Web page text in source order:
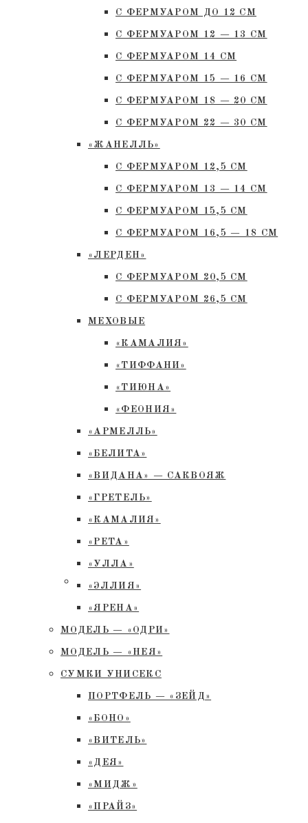
С ФЕРМУАРОМ ДО 12 СМ
С ФЕРМУАРОМ 12 — 13 СМ
С ФЕРМУАРОМ 14 СМ
С ФЕРМУАРОМ 15 — 16 СМ
C ФЕРМУАРОМ 18 — 20 СМ
С ФЕРМУАРОМ 22 — 30 СМ
«ЖАНЕЛЛЬ»
С ФЕРМУАРОМ 12,5 СМ
С ФЕРМУАРОМ 13 — 14 СМ
С ФЕРМУАРОМ 15,5 СМ
С ФЕРМУАРОМ 16,5 — 18 СМ
«ЛЕРДЕН»
С ФЕРМУАРОМ 20,5 СМ
С ФЕРМУАРОМ 26,5 СМ
МЕХОВЫЕ
«КАМАЛИЯ»
«ТИФФАНИ»
«ТИЮНА»
«ФЕОНИЯ»
«АРМЕЛЛЬ»
«БЕЛИТА»
«ВИДАНА» — САКВОЯЖ
«ГРЕТЕЛЬ»
«КАМАЛИЯ»
«РЕТА»
«УЛЛА»
«ЭЛЛИЯ»
«ЯРЕНА»
МОДЕЛЬ — «ОДРИ»
МОДЕЛЬ — «НЕЯ»
СУМКИ УНИСЕКС
ПОРТФЕЛЬ — «ЗЕЙД»
«БОНО»
«ВИТЕЛЬ»
«ДЕЯ»
«МИДЖ»
«ПРАЙЗ»